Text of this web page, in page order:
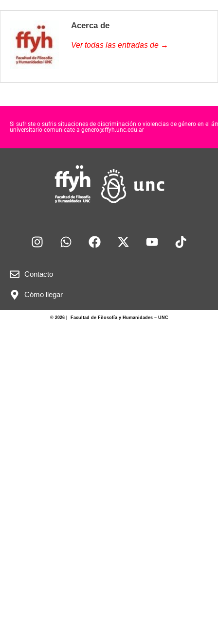
Acerca de
Ver todas las entradas de →
Si sufriste o sufris situaciones de discriminación o violencias de género en el
universitario comunicate a genero@ffyh.unc.edu.ar
Contacto
Cómo llegar
© 2026 | Facultad de Filosofía y Humanidades – UNC